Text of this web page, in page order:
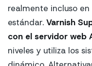
realmente incluso
estándar. Varnish
con el servidor web
niveles y utiliza los